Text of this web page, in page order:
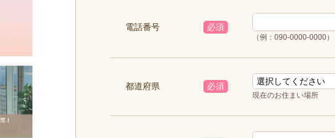
電話番号 必須
（例：090-0000-0000）
都道府県 必須
現在のお住まい場所